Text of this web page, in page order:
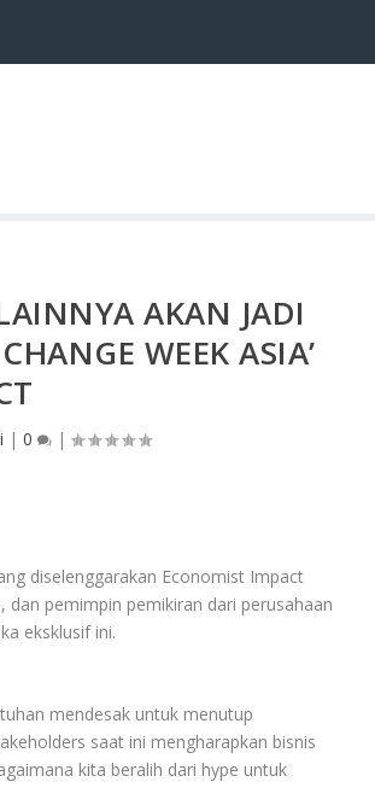
AKAN JADI
WEEK ASIA’
|0 |
diselenggarakan Economist Impact
pemimpin pemikiran dari perusahaan
eksklusif ini.
mendesak untuk menutup
saat ini mengharapkan bisnis
kita beralih dari hype untuk